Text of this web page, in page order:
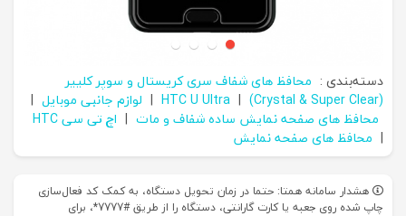
دسته‌بندی : محافظ های شفاف سری کریستال و سوپر کلییر
(Crystal & Super Clear)
|
HTC U Ultra
| لوازم جانبی موبایل |
محافظ های صفحه نمایش ساده شفاف و مات | اچ تی سی HTC
| محافظ های صفحه نمایش
هشدار سامانه همتا: حتما در زمان تحویل دستگاه، به کمک کد فعال‌سازی
چاپ شده روی جعبه یا کارت گارانتی، دستگاه را از طریق #7777*، برای